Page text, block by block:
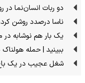
دو ربات انسان‌نما در
ناسا درصدد روشن
یک بار هم نوشابه در
ببینید | حمله هولناک ۹۰۰ مار کبرای قاتل به ساکنان مردم چین
شغل عجیب در یک